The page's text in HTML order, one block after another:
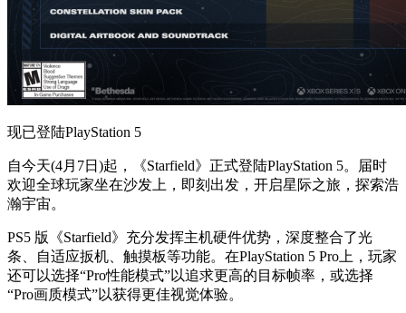
现已登陆PlayStation 5
自今天(4月7日)起，《Starfield》正式登陆PlayStation 5。届时
欢迎全球玩家坐在沙发上，即刻出发，开启星际之旅，探索浩
瀚宇宙。
PS5 版《Starfield》充分发挥主机硬件优势，深度整合了光
条、自适应扳机、触摸板等功能。在PlayStation 5 Pro上，玩家
还可以选择“Pro性能模式”以追求更高的目标帧率，或选择
“Pro画质模式”以获得更佳视觉体验。